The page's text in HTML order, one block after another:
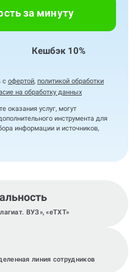
за минуту
Кешбэк 10%
с офертой, политикой обработки
на обработку данных
оказания услуг, могут
инструмента для
информации и источников,
ВУЗ», «eTXT»
линия сотрудников